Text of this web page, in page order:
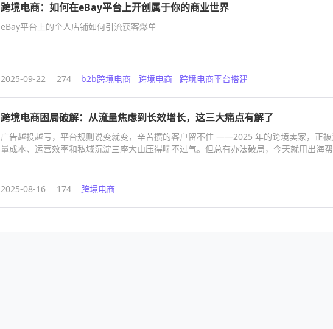
跨境电商：如何在eBay平台上开创属于你的商业世界
eBay平台上的个人店铺如何引流获客爆单
2025-09-22 274 b2b跨境电商 跨境电商 跨境电商平台搭建
跨境电商困局破解：从流量焦虑到长效增长，这三大痛点有解了
广告越投越亏，平台规则说变就变，辛苦攒的客户留不住 ——2025 年的跨境卖家，正
量成本、运营效率和私域沉淀三座大山压得喘不过气。但总有办法破局，今天就用出海
2025-08-16 174 跨境电商